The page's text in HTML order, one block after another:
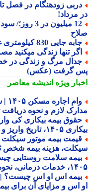
زودهنگام در فصل
مرداد!
12 میلیون در 3
جایی 830 کیلومتری غیرت به خاطر کانیه وست!
تنها زندگی میکنید مصرف
مرگ و زندگی در خط
گرفت (عکس)
ویژهاندیشه معاصر
وام
لازم و نحوه دریافت
بیمه بیکاری کی
واریز و نحوه پیگیری با کد ملی
هزینه بیمه شخص ثالث
سلامت روستایی
نام و پوشش بیمه روستاییان
اس و مزایای آن برای بیمه